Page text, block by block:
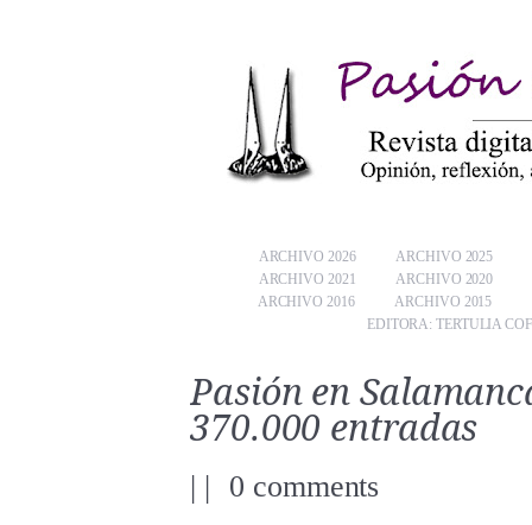
ARCHIVO 2026
ARCHIVO 2025
ARCHIVO 2021
ARCHIVO 2020
ARCHIVO 2016
ARCHIVO 2015
EDITORA: TERTULIA
Pasión en
370.000 entradas
| | 0 comments